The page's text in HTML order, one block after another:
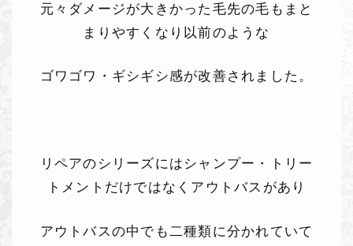
元々ダメージが大きかった毛先の毛もまと
まりやすくなり以前のような
ゴワゴワ・ギシギシ感が改善されました。
リペアのシリーズにはシャンプー・トリー
トメントだけではなくアウトバスがあり
アウトバスの中でも二種類に分かれていて